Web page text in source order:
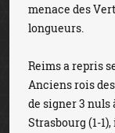
menace des
longueurs.
Reims a repris
Anciens rois
de signer 3 nuls
Strasbourg (1-